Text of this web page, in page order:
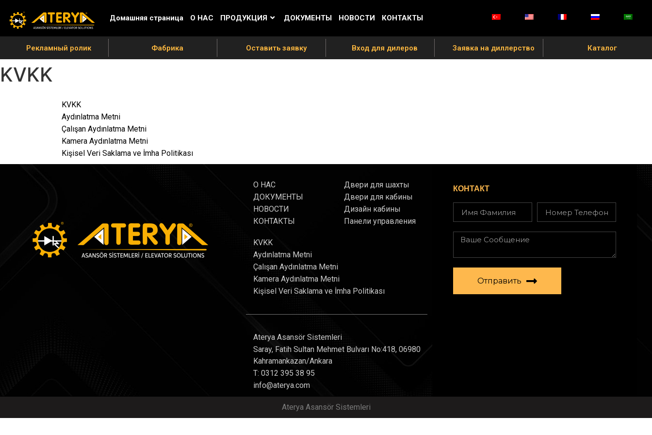
Домашняя страница О НАС ПРОДУКЦИЯ ДОКУМЕНТЫ НОВОСТИ КОНТАКТЫ
Рекламный ролик Фабрика Оставить заявку Вход для дилеров Заявка на диллерство Каталог
KVKK
KVKK
Aydınlatma Metni
Çalışan Aydınlatma Metni
Kamera Aydınlatma Metni
Kişisel Veri Saklama ve İmha Politikası
О НАС
ДОКУМЕНТЫ
НОВОСТИ
КОНТАКТЫ
Двери для шахты
Двери для кабины
Дизайн кабины
Панели управления
KVKK
Aydınlatma Metni
Çalışan Aydınlatma Metni
Kamera Aydınlatma Metni
Kişisel Veri Saklama ve İmha Politikası
Aterya Asansör Sistemleri
Saray, Fatih Sultan Mehmet Bulvarı No:418, 06980
Kahramankazan/Ankara
T: 0312 395 38 95
info@aterya.com
КОНТАКТ
Отправить
Aterya Asansör Sistemleri